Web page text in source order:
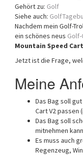
Gehört zu: Golf
Siehe auch:
Nachdem mein Golf-
ein schönes neus
Mountain Speed
Jetzt ist die Frage,
Meine
Das Bag soll
Cart V2 passen
Das Bag soll
mitnehmen kann
Es muss auch
Regenzeug,